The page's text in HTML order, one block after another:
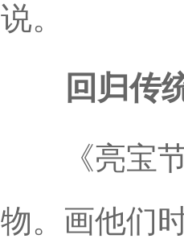
说。
回归传统
《亮宝节
物。画他们